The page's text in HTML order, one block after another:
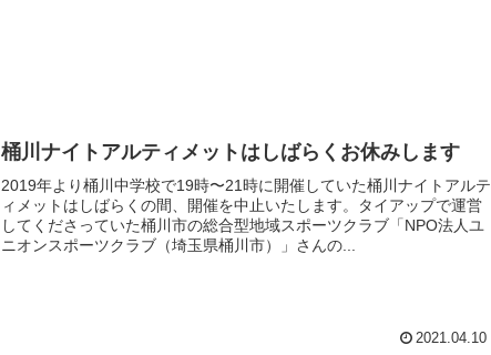
桶川ナイトアルティメットはしばらくお休みします
2019年より桶川中学校で19時〜21時に開催していた桶川ナイトアルテ
ィメットはしばらくの間、開催を中止いたします。タイアップで運営
してくださっていた桶川市の総合型地域スポーツクラブ「NPO法人ユ
ニオンスポーツクラブ（埼玉県桶川市）」さんの...
2021.04.10